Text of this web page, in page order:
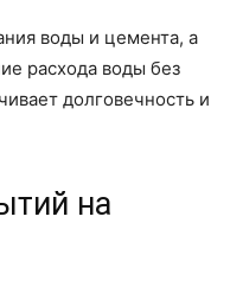
воды и цемента, а
расхода воды без
долговечность и
на